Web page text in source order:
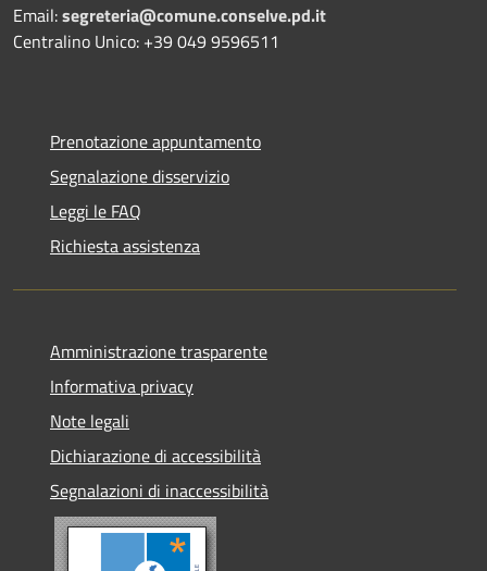
Email:segreteria@comune.conselve.pd.it
Centralino Unico: +39 049 9596511
Prenotazione appuntamento
Segnalazione disservizio
Leggi le FAQ
Richiesta assistenza
Amministrazione trasparente
Informativa privacy
Note legali
Dichiarazione di accessibilità
Segnalazioni di inaccessibilità